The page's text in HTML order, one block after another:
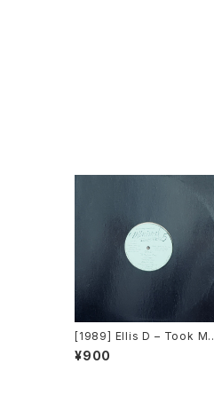
[1989] Ellis D – Took My
Love Away [Minimal Rec
ords]
¥900